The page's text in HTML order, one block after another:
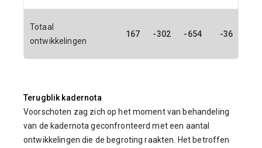
Totaal
ontwikkelingen
167 -302 -654 -36
Terugblik kadernota
Voorschoten zag zich op het moment van behandeling
van de kadernota geconfronteerd met een aantal
ontwikkelingen die de begroting raakten. Het betroffen